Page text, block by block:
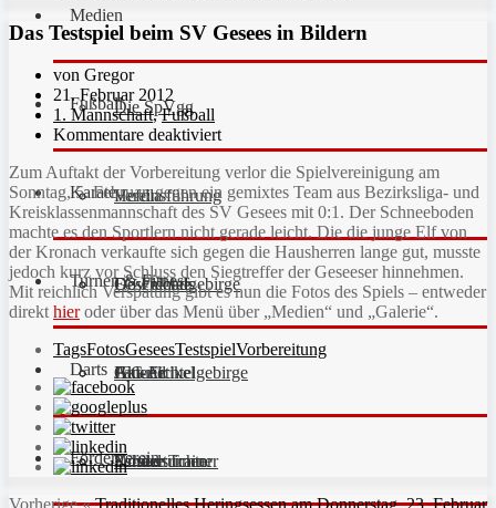
Die SpVgg
Vereinsführung
Geschichte
Fan-Artikel
Partner
Medien
Hefdla
Downloads
Galerie
Fußball
FC Fichtelgebirge
JFG Fichtelgebirge
Schiedsrichter
Karate
Aktuell
Unsere Trainer
Turnen & Fitness
Kinderturnen
Darts
Förderverein
Das Testspiel beim SV Gesees in Bildern
von Gregor
21. Februar 2012
1. Mannschaft,Fußball
Kommentare deaktiviert
Zum Auftakt der Vorbereitung verlor die Spielvereinigung am
Sonntag, 5. Februar, gegen ein gemixtes Team aus Bezirksliga- und
Kreisklassenmannschaft des SV Gesees mit 0:1. Der Schneeboden
machte es den Sportlern nicht gerade leicht. Die die junge Elf von
der Kronach verkaufte sich gegen die Hausherren lange gut, musste
jedoch kurz vor Schluss den Siegtreffer der Geseeser hinnehmen.
Mit reichlich Verspätung gibt es nun die Fotos des Spiels – entweder
direkt hieroder über das Menü über „Medien“ und „Galerie“.
TagsFotosGeseesTestspielVorbereitung